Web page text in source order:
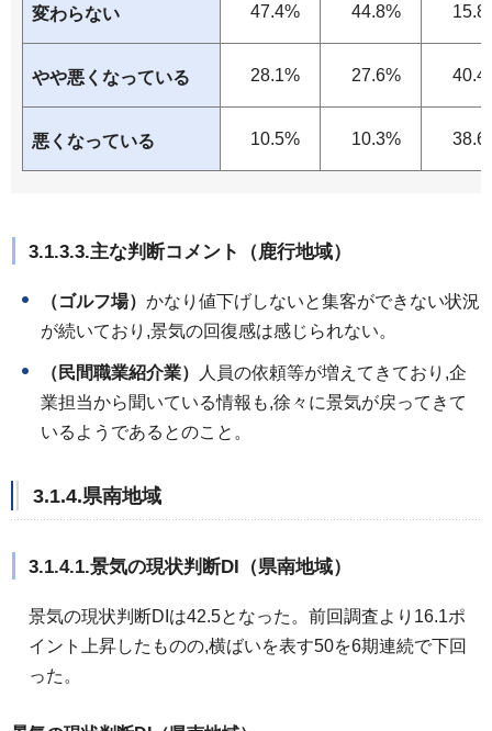
変わらない 47.4% 44.8%
やや悪くなっている 28.1% 27.6%
悪くなっている 10.5% 10.3%
3.1.3.3.主な判断コメント（鹿行地域）
（ゴルフ場） かなり値下げしないと集客ができない状況
が続いており,景気の回復感は感じられない。
（民間職業紹介業）
人員の依頼等が増えてきており,企
業担当から聞いている情報も,徐々に景気が戻ってきて
いるようであるとのこと。
3.1.4.県南地域
3.1.4.1.景気の現状判断DI（県南地域）
景気の現状判断DIは42.5となった。前回調査より16.1ポ
イント上昇したものの,横ばいを表す50を6期連続で下回
った。